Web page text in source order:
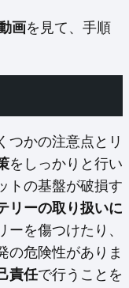
画を見て、手順
つかの注意点とリ
をしっかりと行い
トの基盤が破損す
リーの取り扱いに
ーを傷つけたり、
の危険性がありま
責任で行うことを